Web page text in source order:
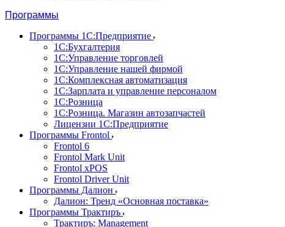
Программы
Программы 1С:Предприятие
1С:Бухгалтерия
1С:Управление торговлей
1С:Управление нашей фирмой
1С:Комплексная автоматизация
1С:Зарплата и управление персоналом
1С:Розница
1С:Розница. Магазин автозапчастей
Лицензии 1С:Предприятие
Программы Frontol
Frontol 6
Frontol Mark Unit
Frontol xPOS
Frontol Driver Unit
Программы Далион
Далион: Тренд «Основная поставка»
Программы Трактиръ
Трактиръ: Management